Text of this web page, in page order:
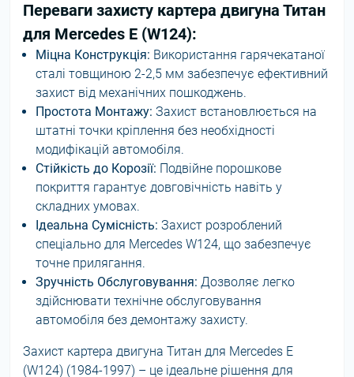
Переваги захисту картера двигуна Титан
для Mercedes E (W124):
Міцна Конструкція: Використання гарячекатаної
сталі товщиною 2-2,5 мм забезпечує ефективний
захист від механічних пошкоджень.
Простота Монтажу: Захист встановлюється на
штатні точки кріплення без необхідності
модифікацій автомобіля.
Стійкість до Корозії: Подвійне порошкове
покриття гарантує довговічність навіть у
складних умовах.
Ідеальна Сумісність: Захист розроблений
спеціально для Mercedes W124, що забезпечує
точне прилягання.
Зручність Обслуговування: Дозволяє легко
здійснювати технічне обслуговування
автомобіля без демонтажу захисту.
Захист картера двигуна Титан для Mercedes E
(W124) (1984-1997) – це ідеальне рішення для